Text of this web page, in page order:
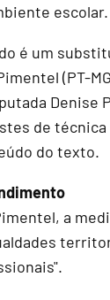
escolar.
é um
(PT-
Denise
de
do texto.
a